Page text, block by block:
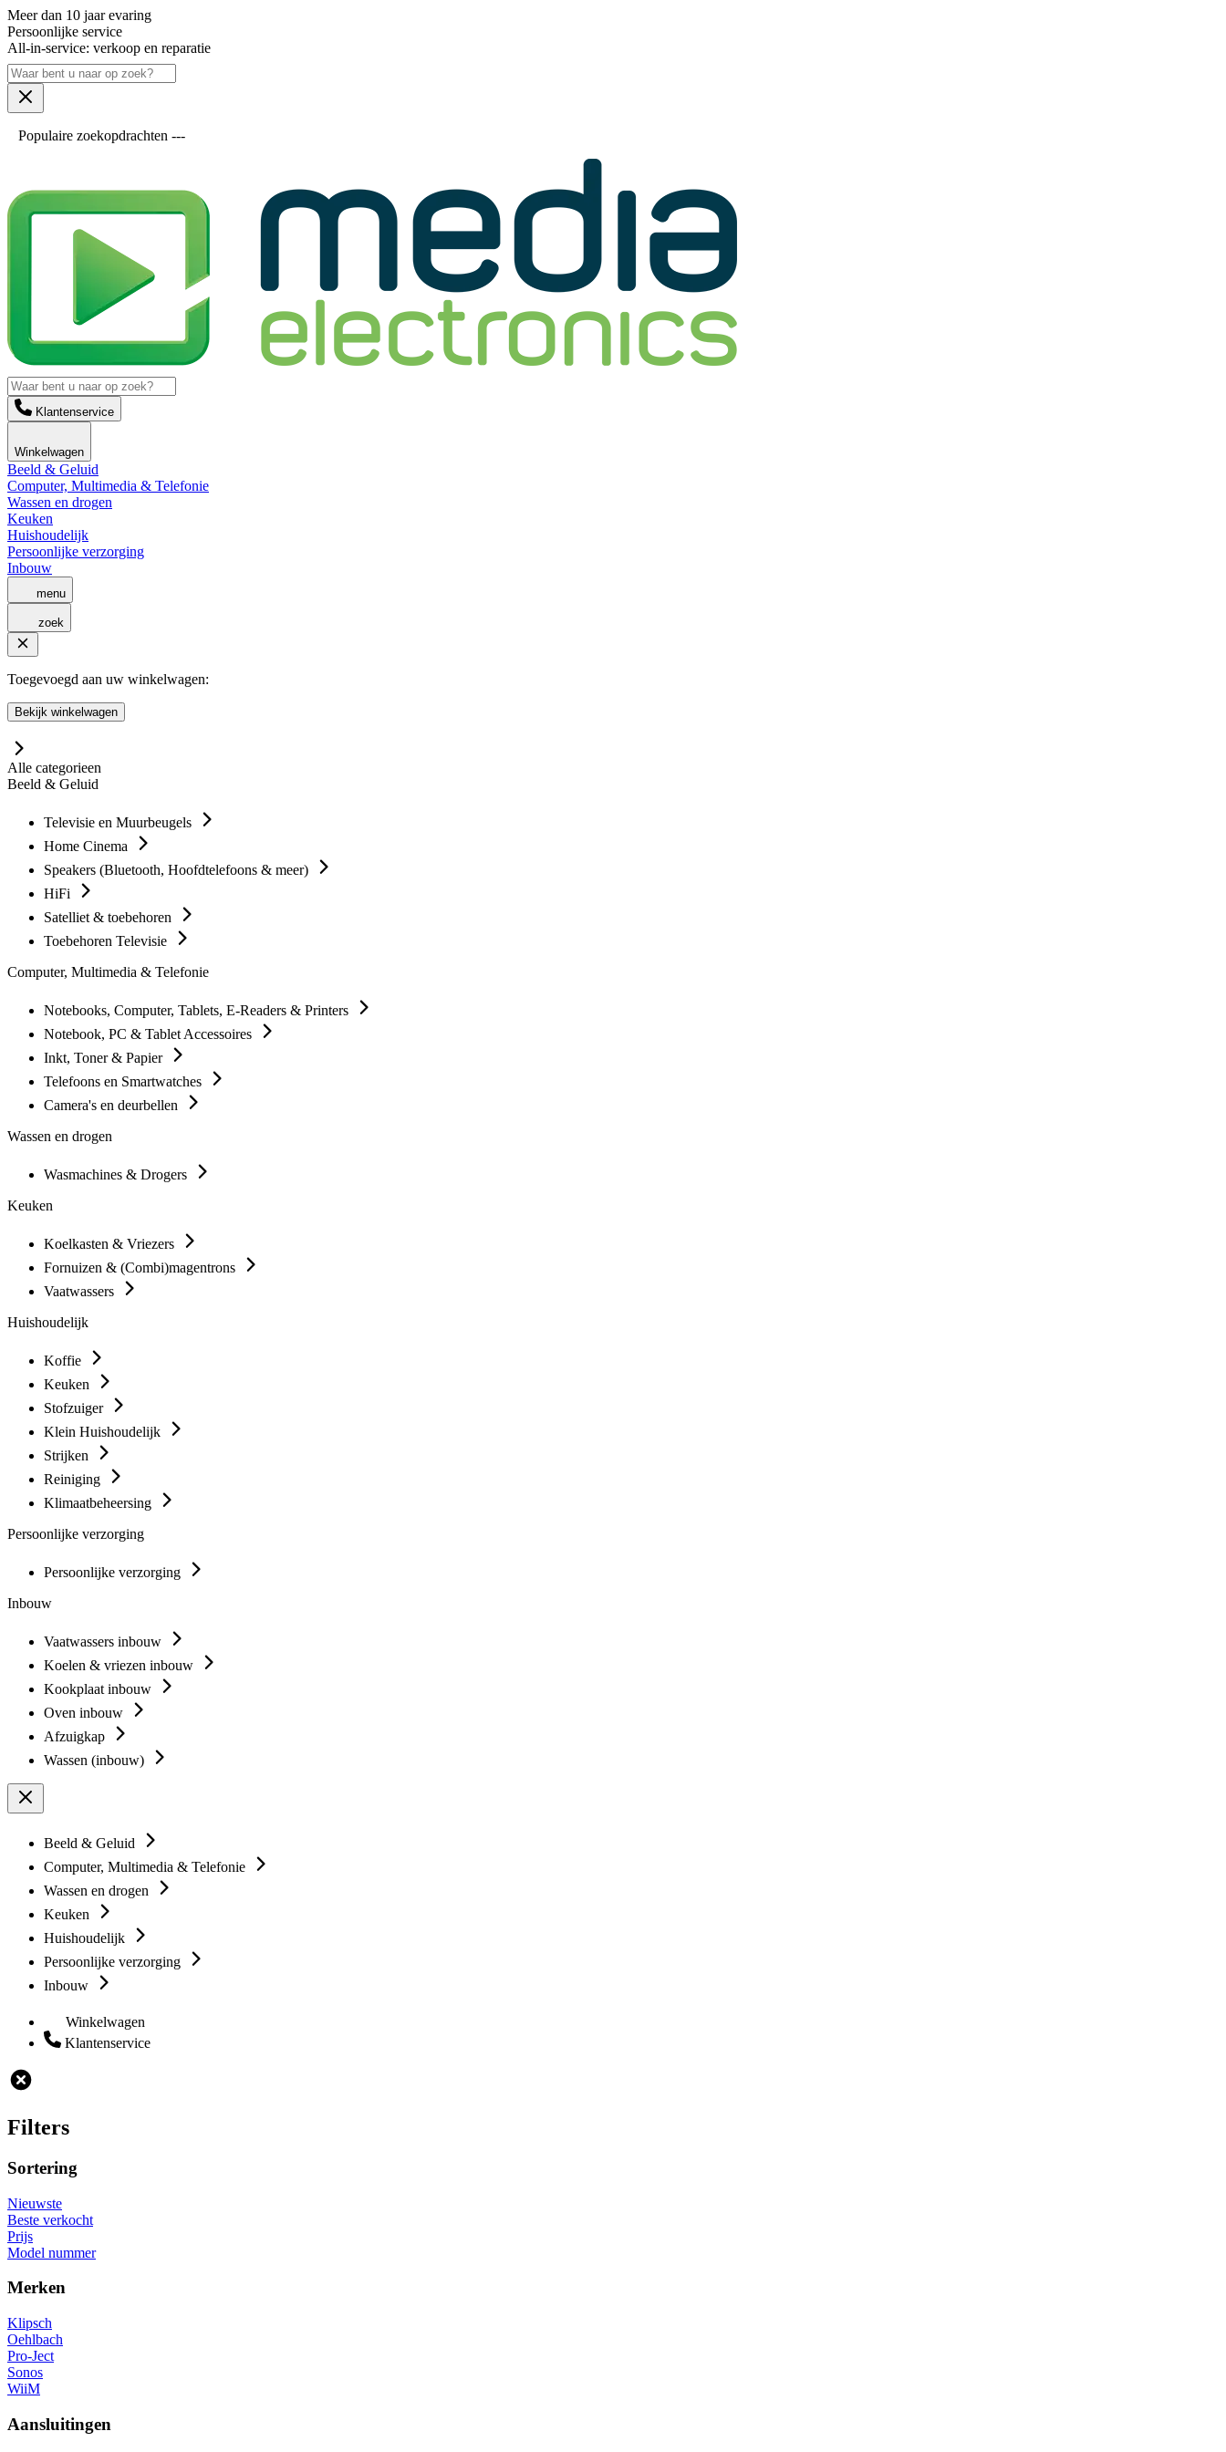
Meer dan 10 jaar evaring
Persoonlijke service
All-in-service: verkoop en reparatie
Populaire zoekopdrachten ---
Klantenservice
Winkelwagen
Beeld & Geluid
Computer, Multimedia & Telefonie
Wassen en drogen
Keuken
Huishoudelijk
Persoonlijke verzorging
Inbouw
menu
zoek
Toegevoegd aan uw winkelwagen:
Bekijk winkelwagen
Alle categorieen
Beeld & Geluid
Televisie en Muurbeugels
Home Cinema
Speakers (Bluetooth, Hoofdtelefoons & meer)
HiFi
Satelliet & toebehoren
Toebehoren Televisie
Computer, Multimedia & Telefonie
Notebooks, Computer, Tablets, E-Readers & Printers
Notebook, PC & Tablet Accessoires
Inkt, Toner & Papier
Telefoons en Smartwatches
Camera's en deurbellen
Wassen en drogen
Wasmachines & Drogers
Keuken
Koelkasten & Vriezers
Fornuizen & (Combi)magentrons
Vaatwassers
Huishoudelijk
Koffie
Keuken
Stofzuiger
Klein Huishoudelijk
Strijken
Reiniging
Klimaatbeheersing
Persoonlijke verzorging
Persoonlijke verzorging
Inbouw
Vaatwassers inbouw
Koelen & vriezen inbouw
Kookplaat inbouw
Oven inbouw
Afzuigkap
Wassen (inbouw)
Beeld & Geluid
Computer, Multimedia & Telefonie
Wassen en drogen
Keuken
Huishoudelijk
Persoonlijke verzorging
Inbouw
Winkelwagen
Klantenservice
Filters
Sortering
Nieuwste
Beste verkocht
Prijs
Model nummer
Merken
Klipsch
Oehlbach
Pro-Ject
Sonos
WiiM
Aansluitingen